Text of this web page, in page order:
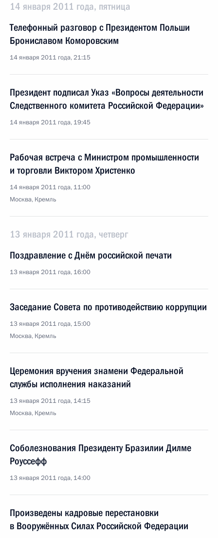
14 января 2011 года, пятница
Телефонный разговор с Президентом Польши
Брониславом Коморовским
14 января 2011 года, 21:15
Президент подписал Указ «Вопросы деятельности
Следственного комитета Российской Федерации»
14 января 2011 года, 19:45
Рабочая встреча с Министром промышленности
и торговли Виктором Христенко
14 января 2011 года, 11:00
Москва, Кремль
13 января 2011 года, четверг
Поздравление с Днём российской печати
13 января 2011 года, 16:00
Заседание Совета по противодействию коррупции
13 января 2011 года, 15:00
Москва, Кремль
Церемония вручения знамени Федеральной
службы исполнения наказаний
13 января 2011 года, 14:15
Москва, Кремль
Соболезнования Президенту Бразилии Дилме
Роуссефф
13 января 2011 года, 14:00
Произведены кадровые перестановки
в Вооружённых Силах Российской Федерации